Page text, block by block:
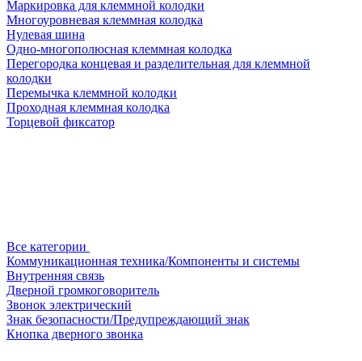
Маркировка для клеммной колодки
Многоуровневая клеммная колодка
Нулевая шина
Одно-многополюсная клеммная колодка
Перегородка концевая и разделительная для клеммной
колодки
Перемычка клеммной колодки
Проходная клеммная колодка
Торцевой фиксатор
Все категории
Коммуникационная техника/Компоненты и системы
Внутренняя связь
Дверной громкоговоритель
Звонок электрический
Знак безопасности/Предупреждающий знак
Кнопка дверного звонка